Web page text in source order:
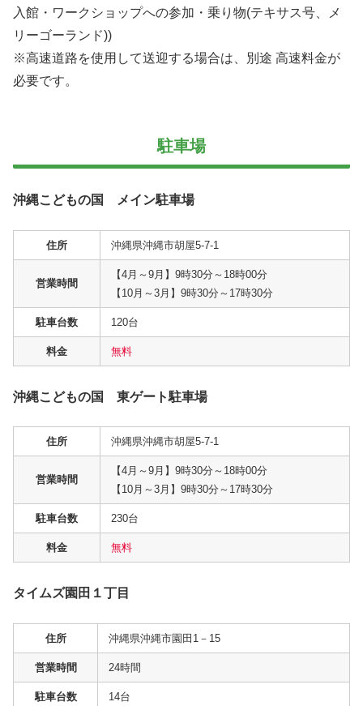
入館・ワークショップへの参加・乗り物(テキサス号、メ
リーゴーランド))
※高速道路を使用して送迎する場合は、別途 高速料金が
必要です。
駐車場
沖縄こどもの国 メイン駐車場
住所 沖縄県沖縄市胡屋5-7-1
営業時間
【4月～9月】9時30分～18時00分
【10月～3月】9時30分～17時30分
駐車台数 120台
料金 無料
沖縄こどもの国 東ゲート駐車場
住所 沖縄県沖縄市胡屋5-7-1
営業時間
【4月～9月】9時30分～18時00分
【10月～3月】9時30分～17時30分
駐車台数 230台
料金 無料
タイムズ園田１丁目
住所 沖縄県沖縄市園田1－15
営業時間 24時間
駐車台数 14台